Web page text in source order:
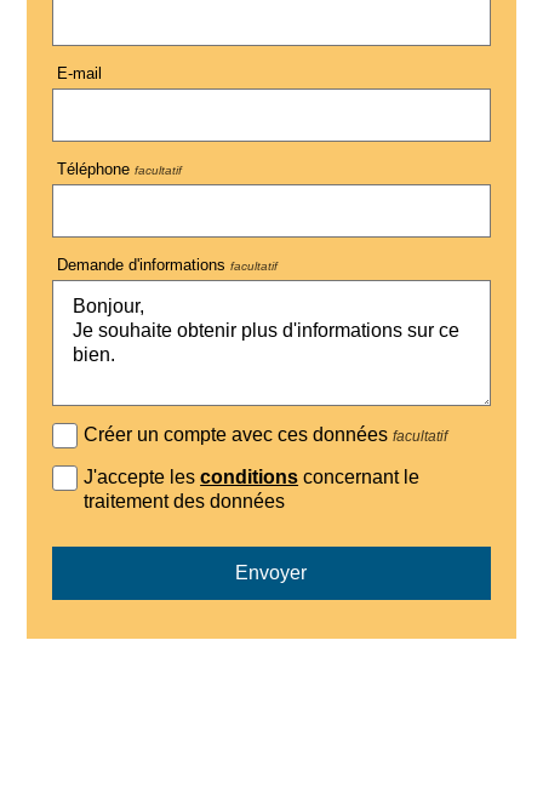
E-mail
Téléphone facultatif
Demande d'informations facultatif
Créer un compte avec ces donnéesfacultatif
J'accepte lesconditions concernant le
traitement des données
Envoyer